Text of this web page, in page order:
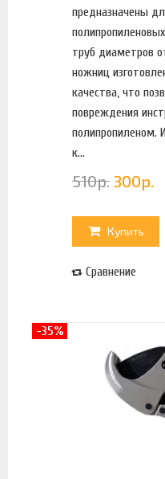
предназначены
труб диаметров
ножниц
качества, что
повреждения
полипропиленом.
к...
510р. 300р.
Купить
Сравнение
-35%